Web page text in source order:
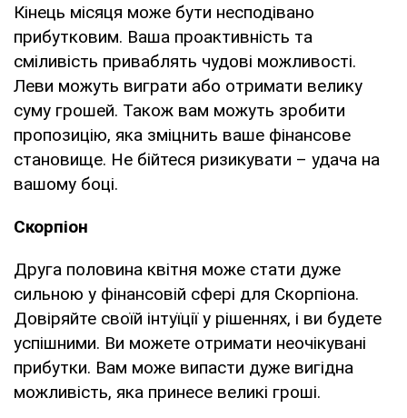
Кінець місяця може бути несподівано
прибутковим. Ваша проактивність та
сміливість приваблять чудові можливості.
Леви можуть виграти або отримати велику
суму грошей. Також вам можуть зробити
пропозицію, яка зміцнить ваше фінансове
становище. Не бійтеся ризикувати – удача на
вашому боці.
Скорпіон
Друга половина квітня може стати дуже
сильною у фінансовій сфері для Скорпіона.
Довіряйте своїй інтуїції у рішеннях, і ви будете
успішними. Ви можете отримати неочікувані
прибутки. Вам може випасти дуже вигідна
можливість, яка принесе великі гроші.